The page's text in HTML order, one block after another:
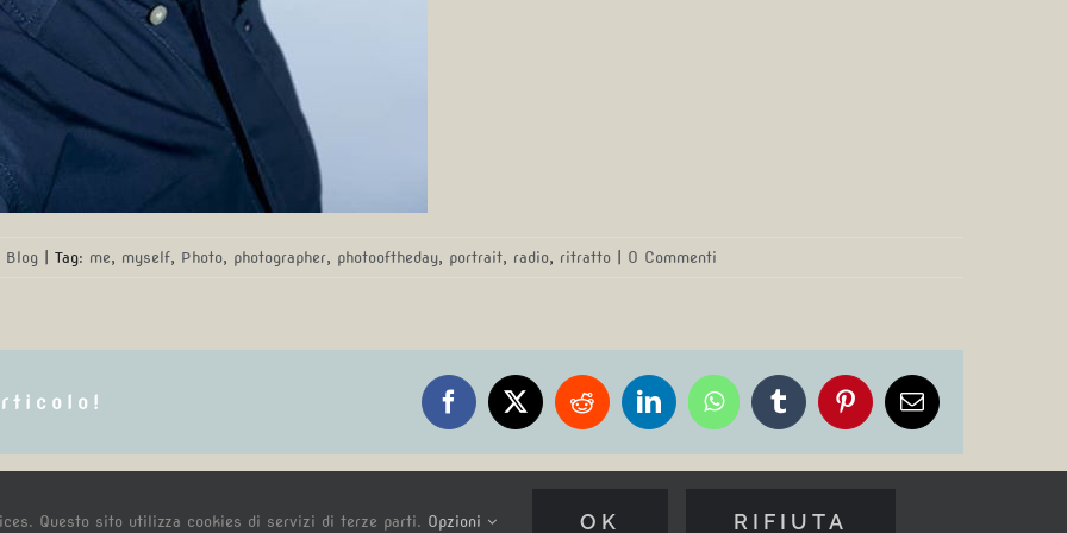
Blog Tag: me, myself, Photo, photographer, photooftheday, portrait, radio, ritratto 0 Commenti
Facebook
X RedditLinkedInWhatsAppTumblrPinterestEmail
tataNET.itQuesto sito utilizza cookies di servizi di terze parti. Opzioni OK RIFIUTA